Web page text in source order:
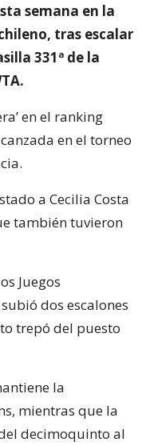
semana en la
tras escalar
331ª de la
en el ranking
en el torneo
a Cecilia Costa
también tuvieron
Juegos
dos escalones
trepó del puesto
la
mientras que la
decimoquinto al